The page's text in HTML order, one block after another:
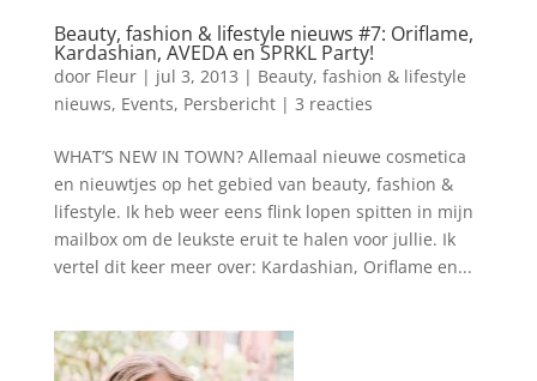
Beauty, fashion & lifestyle nieuws #7: Oriflame,
Kardashian, AVEDA en SPRKL Party!
door Fleur| jul 3, 2013 | Beauty, fashion & lifestyle
nieuws, Events, Persbericht| 3 reacties
WHAT’S NEW IN TOWN? Allemaal nieuwe cosmetica
en nieuwtjes op het gebied van beauty, fashion &
lifestyle. Ik heb weer eens flink lopen spitten in mijn
mailbox om de leukste eruit te halen voor jullie. Ik
vertel dit keer meer over: Kardashian, Oriflame en...